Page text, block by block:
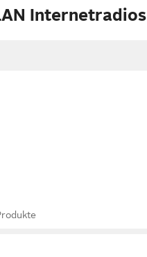
Internetradios